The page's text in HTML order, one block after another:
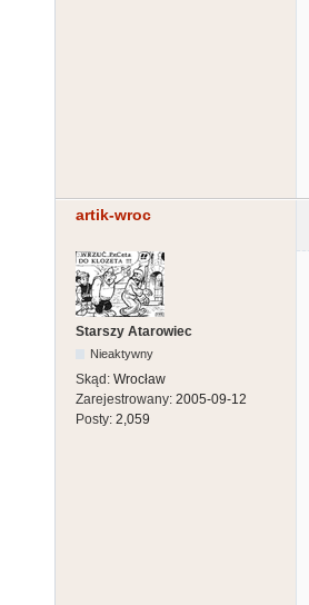
artik-wroc
Starszy Atarowiec
Nieaktywny
Skąd: Wrocław
Zarejestrowany: 2005-09-12
Posty: 2,059